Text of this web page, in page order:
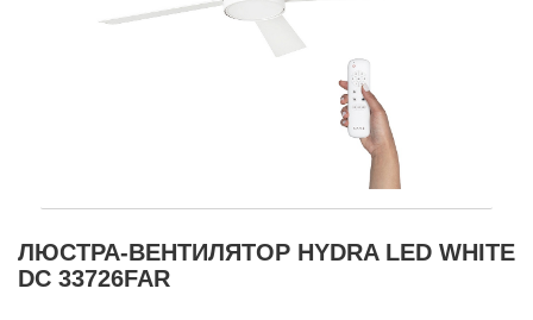
ЛЮСТРА-ВЕНТИЛЯТОР HYDRA LED WHITE
DC 33726FAR